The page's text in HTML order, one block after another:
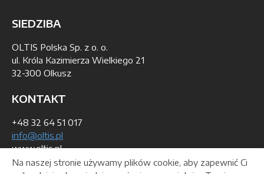
SIEDZIBA
OLTIS Polska Sp. z o. o.
ul. Króla Kazimierza Wielkiego 21
32-300 Olkusz
KONTAKT
+48 32 64 51 017
info@oltis.pl
www.oltis.pl
Na naszej stronie używamy plików cookie, aby zapewnić Ci